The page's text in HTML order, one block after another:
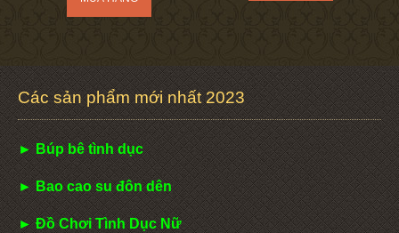
Các sản phẩm mới nhất 2023
► Búp bê tình dục
► Bao cao su đôn dên
► Đồ Chơi Tình Dục Nữ